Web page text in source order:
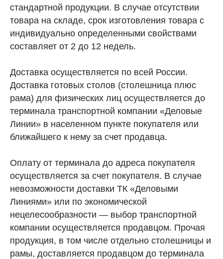
стандартной продукции. В случае отсутствии
товара на складе, срок изготовления товара с
индивидуально определенными свойствами
составляет от 2 до 12 недель.
Доставка осуществляется по всей России.
Доставка готовых столов (столешница плюс
рама) для физических лиц осуществляется до
терминала транспортной компании «Деловые
Линии» в населенном пункте покупателя или
ближайшего к нему за счет продавца.
Оплату от терминала до адреса покупателя
осуществляется за счет покупателя. В случае
невозможности доставки ТК «Деловыми
Линиями» или по экономической
нецелесообразности — выбор транспортной
компании осуществляется продавцом. Прочая
продукция, в том числе отдельно столешницы и
рамы, доставляется продавцом до терминала